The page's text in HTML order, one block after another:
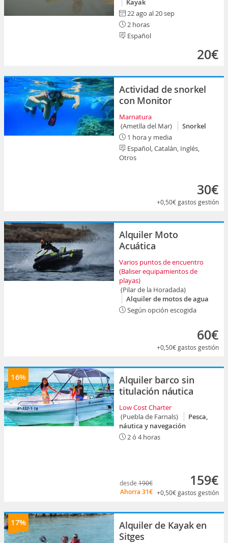
Kayak
22 ago al 20 sep
2 horas
Español
20€
Actividad de snorkel
con Monitor
Marnatura
(Ametlla del Mar)
Snorkel
1 hora y media
Español, Catalán, Inglés,
Otros
30€
+0,50€gastos gestión
Alquiler Moto
Acuática
Varios puntos de encuentro
(Baliser equipamientos de
playas)
(Pilar de la Horadada)
Alquiler de motos de agua
Según opción escogida
60€
+0,50€gastos gestión
16%
Alquiler barco sin
titulación náutica
Low Cost Charter
(Puebla de Farnals)
Pesca,
náutica y navegación
2 ó 4 horas
desde 190€
Ahorra 31€
159€
+0,50€gastos gestión
17%
Alquiler de Kayak en
Sitges